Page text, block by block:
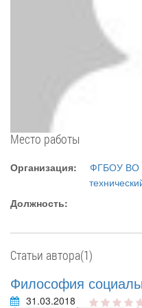
Место работы
Организация:
ФГБОУ ВО
Должность:
Статьи автора(1)
Философия
31.03.2018